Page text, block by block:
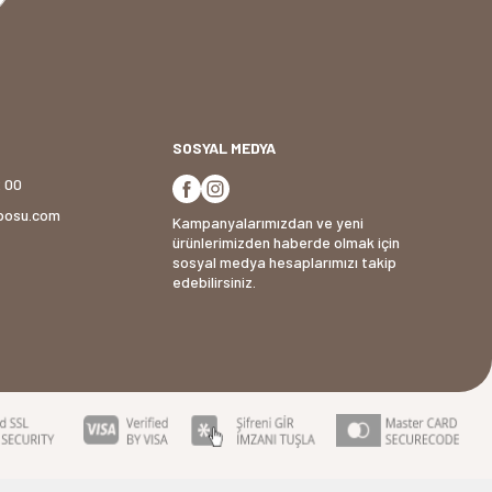
00
SOSYAL MEDYA
Kampanyalarımızdan ve yeni
ürünlerimizden haberde olmak için
sosyal medya hesaplarımızı takip
edebilirsiniz.